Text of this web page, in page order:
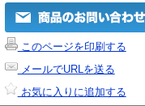
このページを印刷する
メールでURLを送る
お気に入りに追加する